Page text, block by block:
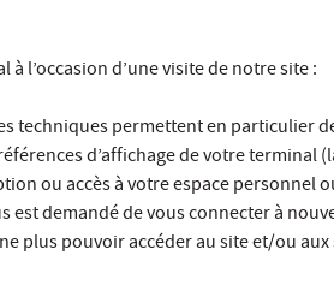
l’occasion d’une visite de notre site :
techniques permettent en particulier
d’affichage de votre terminal
ou accès à votre espace personnel
demandé de vous connecter à
plus pouvoir accéder au site et/ou aux